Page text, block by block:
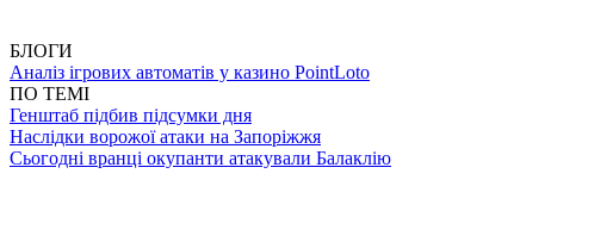
БЛОГИ
Аналіз ігрових автоматів у казино PointLoto
ПО ТЕМІ
Генштаб підбив підсумки дня
Наслідки ворожої атаки на Запоріжжя
Сьогодні вранці окупанти атакували Балаклію